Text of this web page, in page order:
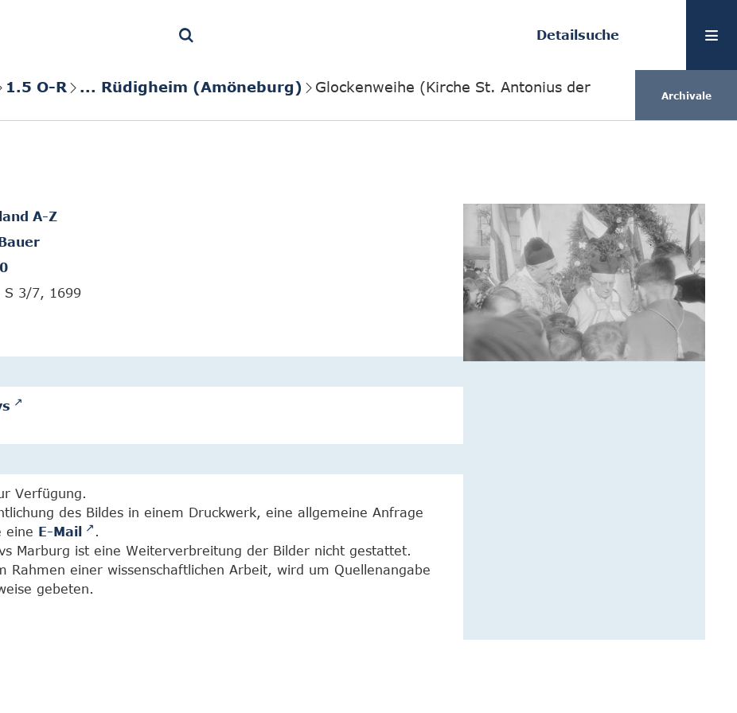
Detailsuche
1.5 O-R ... Rüdigheim (Amöneburg)
Glockenweihe (Kirche St. Antonius der
Archivale
A-Z
S 3/7, 1699
Verfügung.
des Bildes in einem Druckwerk, eine allgemeine Anfrage
eine E-Mail
.
Marburg ist eine Weiterverbreitung der Bilder nicht gestattet.
Rahmen einer wissenschaftlichen Arbeit, wird um Quellenangabe
gebeten.